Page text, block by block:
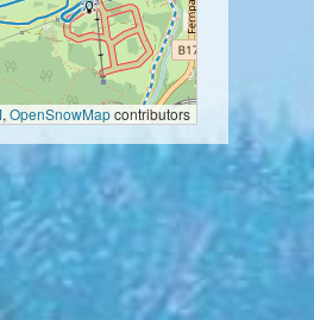
, OpenSnowMapcontributors